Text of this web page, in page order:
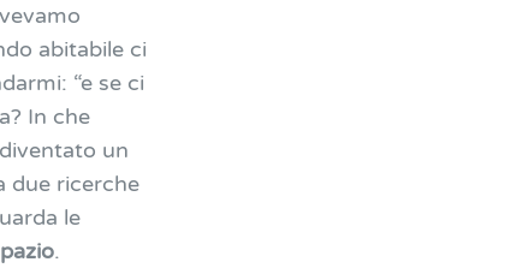
abitabile ci
“e se ci
In che
un
due ricerche
le
.